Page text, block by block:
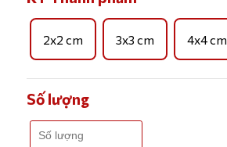
2x2 cm 3x3 cm 4x4 cm
Số lượng